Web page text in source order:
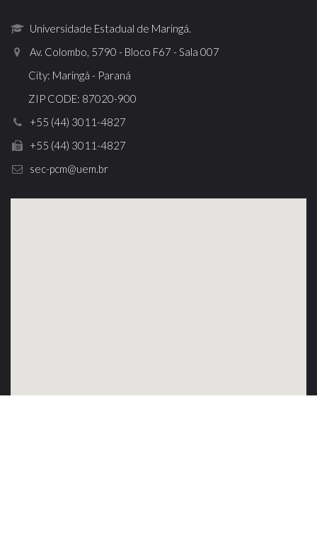
Universidade Estadual de Maringá.
Av. Colombo, 5790 - Bloco F67 - Sala 007
City: Maringá - Paraná
ZIP CODE: 87020-900
+55 (44) 3011-4827
+55 (44) 3011-4827
sec-pcm@uem.br